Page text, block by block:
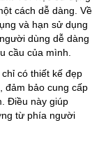
cách dễ dàng. Về
và hạn sử dụng
dùng dễ dàng
cầu của mình.
có thiết kế đẹp
đảm bảo cung cấp
Điều này giúp
từ phía người